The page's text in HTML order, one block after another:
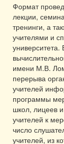
Формат
лекции,
тренинги, а
учителями и
университета.
имени М.В.
перерыва
учителей
программы
школ, лицеев
учителей к
число
учителей, из